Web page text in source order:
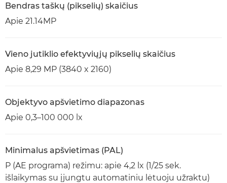
Bendras taškų (pikselių) skaičius
Apie 21.14MP
Vieno jutiklio efektyviųjų pikselių skaičius
Apie 8,29 MP (3840 x 2160)
Objektyvo apšvietimo diapazonas
Apie 0,3–100 000 lx
Minimalus apšvietimas (PAL)
P (AE programa) režimu: apie 4,2 lx (1/25 sek.
išlaikymas su įjungtu automatiniu lėtuoju užraktu)